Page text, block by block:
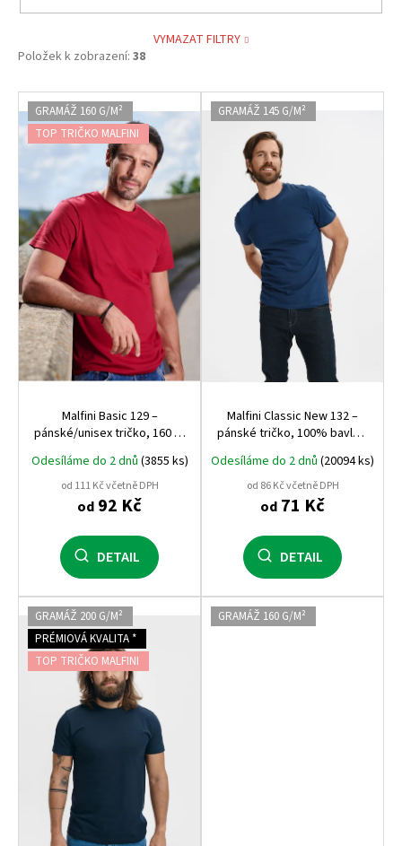
VYMAZAT FILTRY
Položek k zobrazení: 38
V
ý
p
p
r
o
d
u
k
t
ů
GRAMÁŽ 160 G/M²
TOP TRIČKO MALFINI
Malfini Basic 129 –
pánské/unisex tričko, 160 g,
úprava
Odesíláme do 2 dnů (3855 ks)
od 111 Kč včetně DPH
od 92 Kč
DETAIL
GRAMÁŽ 145 G/M²
Malfini Classic New 132 –
pánské tričko, 100% bavlna,
pro potisk i firemní textil
Odesíláme do 2 dnů (20094 ks)
od 86 Kč včetně DPH
od 71 Kč
DETAIL
GRAMÁŽ 200 G/M²
PRÉMIOVÁ KVALITA *
TOP TRIČKO MALFINI
GRAMÁŽ 160 G/M²